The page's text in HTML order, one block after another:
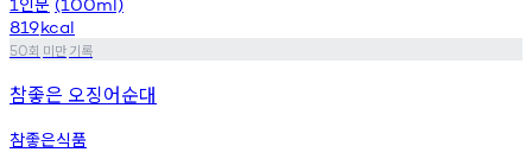
819kcal
50회 미만기록
참좋은 오징어순대
참좋은식품